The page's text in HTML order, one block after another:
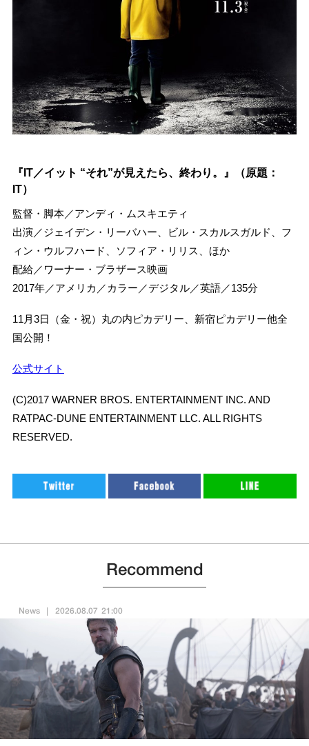
『IT／イット “それ”が見えたら、終わり。』（原題：
IT）
監督・脚本／アンディ・ムスキエティ
出演／ジェイデン・リーバハー、ビル・スカルスガルド、フ
ィン・ウルフハード、ソフィア・リリス、ほか
配給／ワーナー・ブラザース映画
2017年／アメリカ／カラー／デジタル／英語／135分
11月3日（金・祝）丸の内ピカデリー、新宿ピカデリー他全
国公開！
公式サイト
(C)2017 WARNER BROS. ENTERTAINMENT INC. AND
RATPAC-DUNE ENTERTAINMENT LLC. ALL RIGHTS
RESERVED.
Recommend
News 2026.08.07 21:00